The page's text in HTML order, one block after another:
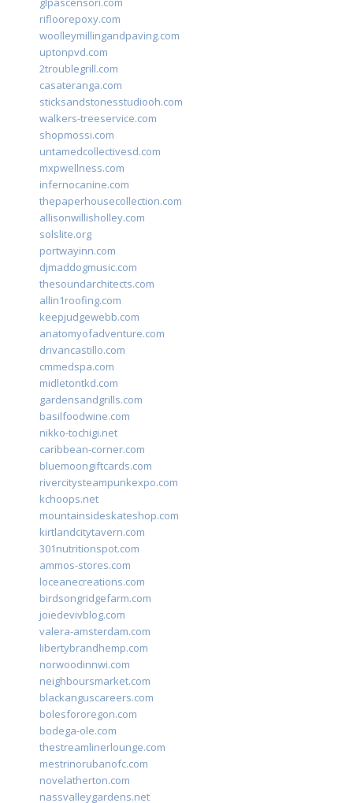
rifloorepoxy.com
woolleymillingandpaving.com
uptonpvd.com
2troublegrill.com
casateranga.com
sticksandstonesstudiooh.com
walkers-treeservice.com
shopmossi.com
untamedcollectivesd.com
mxpwellness.com
infernocanine.com
thepaperhousecollection.com
allisonwillisholley.com
solslite.org
portwayinn.com
djmaddogmusic.com
thesoundarchitects.com
allin1roofing.com
keepjudgewebb.com
anatomyofadventure.com
drivancastillo.com
cmmedspa.com
midletontkd.com
gardensandgrills.com
basilfoodwine.com
nikko-tochigi.net
caribbean-corner.com
bluemoongiftcards.com
rivercitysteampunkexpo.com
kchoops.net
mountainsideskateshop.com
kirtlandcitytavern.com
301nutritionspot.com
ammos-stores.com
loceanecreations.com
birdsongridgefarm.com
joiedevivblog.com
valera-amsterdam.com
libertybrandhemp.com
norwoodinnwi.com
neighboursmarket.com
blackanguscareers.com
bolesfororegon.com
bodega-ole.com
thestreamlinerlounge.com
mestrinorubanofc.com
novelatherton.com
nassvalleygardens.net